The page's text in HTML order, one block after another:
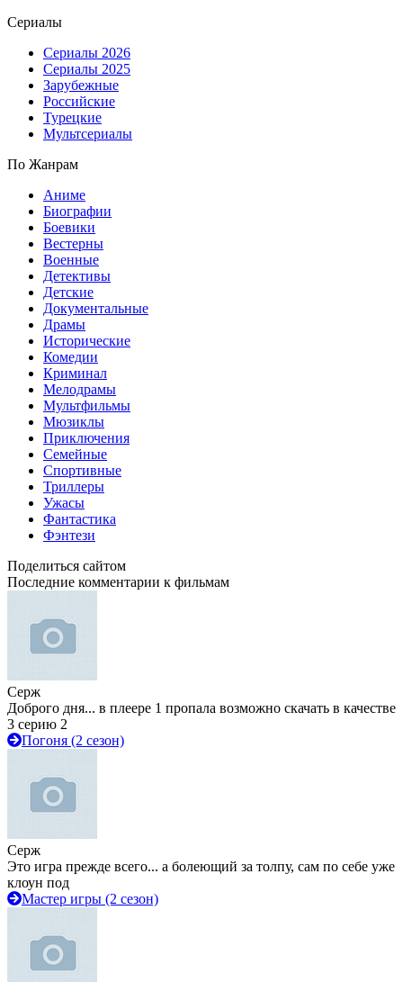
Сериалы
Сериалы 2026
Сериалы 2025
Зарубежные
Российские
Турецкие
Мультсериалы
По Жанрам
Аниме
Биографии
Боевики
Вестерны
Военные
Детективы
Детские
Документальные
Драмы
Исторические
Комедии
Криминал
Мелодрамы
Мультфильмы
Мюзиклы
Приключения
Семейные
Спортивные
Триллеры
Ужасы
Фантастика
Фэнтези
Поделиться сайтом
Последние комментарии к фильмам
Серж
Доброго дня... в плеере 1 пропала возможно скачать в качестве
3 серию 2
Погоня (2 сезон)
Серж
Это игра прежде всего... а болеющий за толпу, сам по себе уже
клоун под
Мастер игры (2 сезон)